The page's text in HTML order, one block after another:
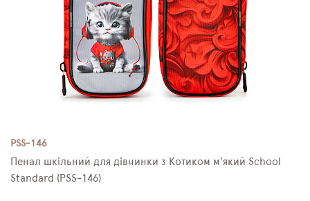
PSS-146
Пенал шкільний для дівчинки з Котиком м'який School
Standard (PSS-146)